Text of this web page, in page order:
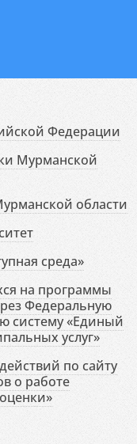
Федерации
Мурманской
области
среда»
на программы
Федеральную
систему «Единый
услуг»
по сайту
о работе